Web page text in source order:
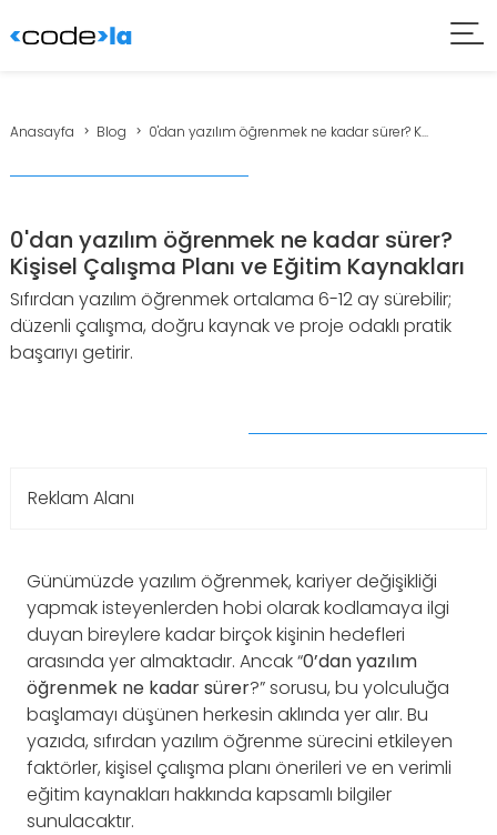
Anasayfa Blog 0'dan yazılım öğrenmek ne kadar sürer? K...
0'dan yazılım öğrenmek ne kadar sürer?
Kişisel Çalışma Planı ve Eğitim Kaynakları
Sıfırdan yazılım öğrenmek ortalama 6-12 ay sürebilir;
düzenli çalışma, doğru kaynak ve proje odaklı pratik
başarıyı getirir.
Reklam Alanı
Günümüzde yazılım öğrenmek, kariyer değişikliği
yapmak isteyenlerden hobi olarak kodlamaya ilgi
duyan bireylere kadar birçok kişinin hedefleri
arasında yer almaktadır. Ancak “0’dan yazılım
öğrenmek ne kadar sürer?” sorusu, bu yolculuğa
başlamayı düşünen herkesin aklında yer alır. Bu
yazıda, sıfırdan yazılım öğrenme sürecini etkileyen
faktörler, kişisel çalışma planı önerileri ve en verimli
eğitim kaynakları hakkında kapsamlı bilgiler
sunulacaktır.